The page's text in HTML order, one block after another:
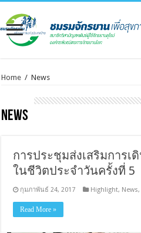
Home / News
News
การประชุมส่งเสริมการ
ในชีวิตประจำวันครั้งที่ 5
กุมภาพันธ์ 24, 2017 Highlight, News
Read More »